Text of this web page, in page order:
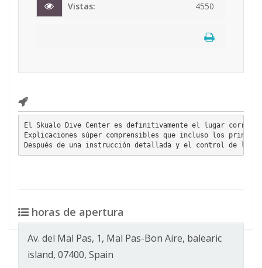
Vistas: 4550
El Skualo Dive Center es definitivamente el lugar
Explicaciones súper comprensibles que incluso los
Después de una instrucción detallada y el control de los
horas de apertura
Av. del Mal Pas, 1, Mal Pas-Bon Aire, balearic
island, 07400, Spain